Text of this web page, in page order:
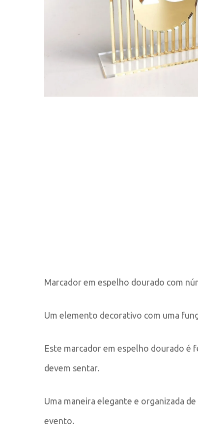
Marcador em espelho dourado com
Um elemento decorativo com uma
Este marcador em espelho dourado é
devem sentar.
Uma maneira elegante e organizada
evento.